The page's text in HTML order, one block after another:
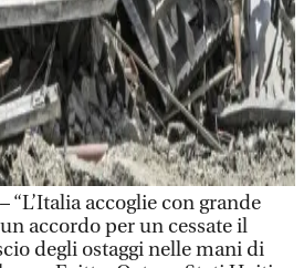
“L’Italia accoglie con grande
accordo per un cessate il
degli ostaggi nelle mani di